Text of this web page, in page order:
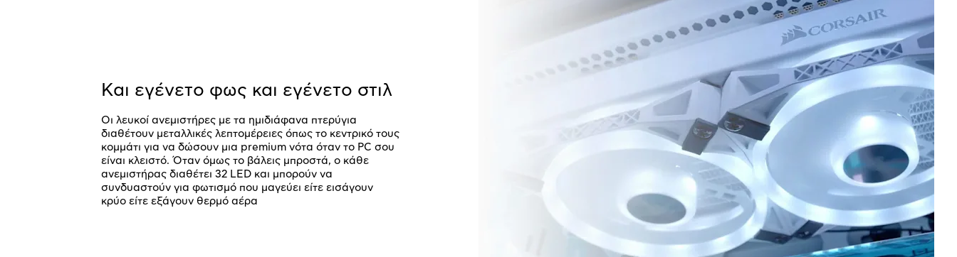
Και εγένετο φως και εγένετο στιλ
Οι λευκοί ανεμιστήρες με τα ημιδιάφανα πτερύγια
διαθέτουν μεταλλικές λεπτομέρειες όπως το κεντρικό τους
κομμάτι για να δώσουν μια premium νότα όταν το PC σου
είναι κλειστό. Όταν όμως το βάλεις μπροστά, ο κάθε
ανεμιστήρας διαθέτει 32 LED και μπορούν να
συνδυαστούν για φωτισμό που μαγεύει είτε εισάγουν
κρύο είτε εξάγουν θερμό αέρα